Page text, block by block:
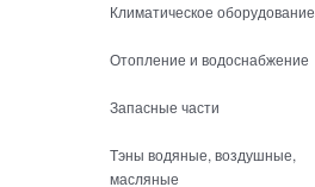
Климатическое оборудование
Отопление и водоснабжение
Запасные части
Тэны водяные, воздушные,
масляные